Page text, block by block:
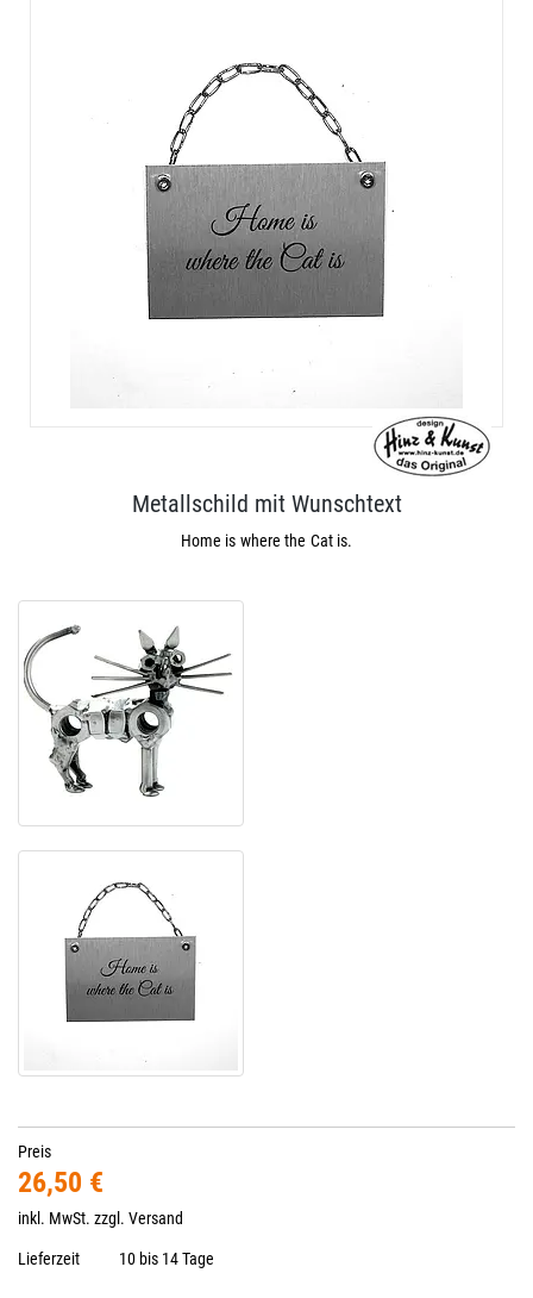
Metallschild mit Wunschtext
Home is where the Cat is.
Preis
26,50 €
inkl. MwSt. zzgl. Versand
Lieferzeit 10 bis 14 Tage